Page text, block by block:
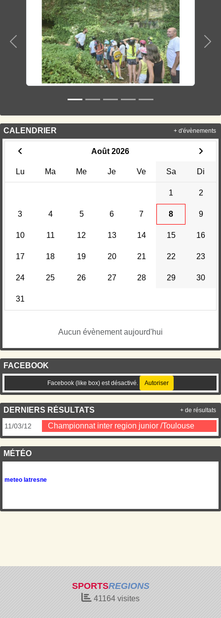
Précedent
CALENDRIER
Août 2026
Lu Ma Me Je Ve Sa Di
1 2
3 4 5 6 7 8 9
10 11 12 13 14 15 16
17 18 19 20 21 22 23
24 25 26 27 28 29 30
31
Aucun évènement aujourd'hui
+ d'évènements
FACEBOOK
Facebook (like box) est désactivé. Autoriser
DERNIERS RÉSULTATS
11/03/12 Championnat inter region junior /Toulouse
+ de résultats
MÉTÉO
meteo latresne
SPORTSREGIONS
41164 visites